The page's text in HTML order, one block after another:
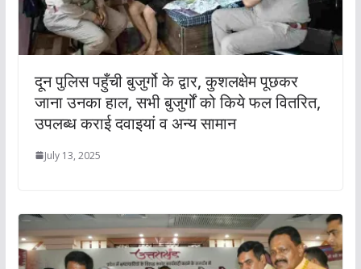
दून पुलिस पहुँची बुजुर्गो के द्वार, कुशलक्षेम पूछकर
जाना उनका हाल, सभी बुजुर्गों को किये फल वितरित,
उपलब्ध कराई दवाइयां व अन्य सामान
July 13, 2025